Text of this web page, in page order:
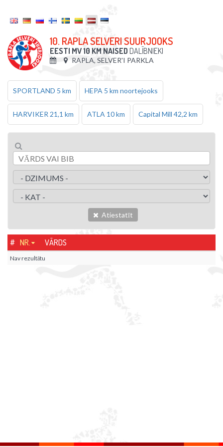
10. RAPLA SELVERI SUURJOOKS
EESTI MV 10 KM NAISED DALĪBNIEKI
RAPLA, SELVER'I PARKLA
SPORTLAND 5 km HEPA 5 km noortejooks
HARVIKER 21,1 km ATLA 10 km Capital Mill 42,2 km
Atiestatīt
# NR. VĀRDS
Nav rezultātu